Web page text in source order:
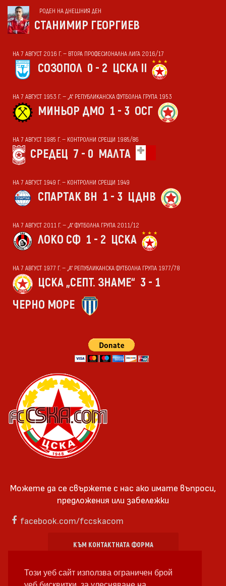
Този уеб сайт използва ограничен брой
РОДЕН НА ДНЕШНИЯ ДЕН
СТАНИМИР ГЕОРГИЕВ
НА 7 АВГУСТ 2016 Г. — ВТОРА ПРОФЕСИОНАЛНА ЛИГА 2016/17
СОЗОПОЛ 0 - 2 ЦСКА II
НА 7 АВГУСТ 1953 Г. — „А“ РЕПУБЛИКАНСКА ФУТБОЛНА ГРУПА 1953
МИНЬОР ДМО 1 - 3 ОСГ
НА 7 АВГУСТ 1985 Г. — КОНТРОЛНИ СРЕЩИ 1985/86
СРЕДЕЦ 7 - 0 МАЛТА
НА 7 АВГУСТ 1949 Г. — КОНТРОЛНИ СРЕЩИ 1949
СПАРТАК ВН 1 - 3 ЦДНВ
НА 7 АВГУСТ 2011 Г. — „А“ ФУТБОЛНА ГРУПА 2011/12
ЛОКО СФ 1 - 2 ЦСКА
НА 7 АВГУСТ 1977 Г. — „А“ РЕПУБЛИКАНСКА ФУТБОЛНА ГРУПА 1977/78
ЦСКА „СЕПТ. ЗНАМЕ“ 3 - 1
ЧЕРНО МОРЕ
Можете да се свържете с нас ако имате въпроси,
предложения или забележки
facebook.com/fccskacom
КЪМ КОНТАКТНАТА ФОРМА